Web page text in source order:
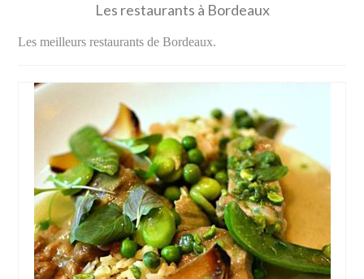
Les restaurants à Bordeaux
Les meilleurs restaurants de Bordeaux.